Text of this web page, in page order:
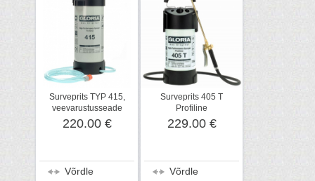
Surveprits TYP 415,
veevarustusseade
220.00 €
Võrdle
Surveprits 405 T
Profiline
229.00 €
Võrdle